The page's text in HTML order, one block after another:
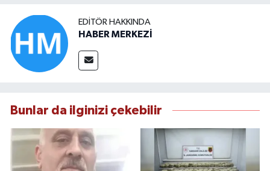
EDITÖR HAKKINDA
HABER MERKEZİ
Bunlar da ilginizi çekebilir